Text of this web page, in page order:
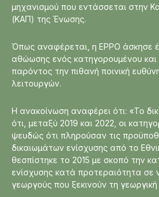
μηχανισμού που εντάσσεται στην
(ΚΑΠ) της Ένωσης.
Όπως αναφέρεται, η EPPO άσκησε
αθώωσης ενός κατηγορουμένου και
παρόντος την πιθανή ποινική
λειτουργών.
Η ανακοίνωση αναφέρει ότι: «Το
ότι, μεταξύ 2019 και 2022, οι
ψευδώς ότι πληρούσαν τις
δικαιωμάτων ενίσχυσης από το
θεσπίστηκε το 2015 με σκοπό την
ενίσχυσης κατά προτεραιότητα σε
γεωργούς που ξεκινούν τη